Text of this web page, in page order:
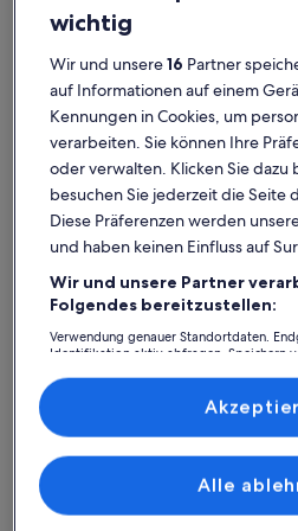
Weitere Infos zu
Premium-Gastgeber
Ferienwohnung am
bis zum Strand WLAN 250Mbits&E-
Auto Anschluss
9,49,4 von 10
Außergewöhnlich
außergewöhnlich
81 Bewertungen
(81
bewertungen)
Kniepervorstadt:
Bewertung
Weitere Infos zu
wichtig
Wir und unsere16 Partner
auf Informationen auf einem
Kennungen in Cookies, um
verarbeiten. Sie können Ihre
oder verwalten. Klicken Sie
besuchen Sie jederzeit die Seite
Diese Präferenzen werden
und haben keinen Einfluss auf
Wir und unsere Partner
Folgendes bereitzustellen:
Verwendung genauer Standortdaten.
Identifikation aktiv abfragen. Speichern
Inhalte, Messung von Werbeleistung
Zielgruppenforschung sowie Entwicklung
Liste der Partner (Lieferanten)
Alle